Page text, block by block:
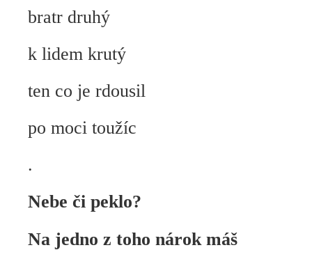
bratr druhý
k lidem krutý
ten co je rdousil
po moci toužíc
.
Nebe či peklo?
Na jedno z toho nárok máš